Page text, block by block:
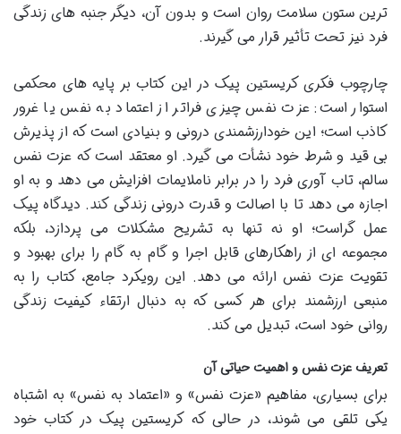
ترین ستون سلامت روان است و بدون آن، دیگر جنبه های زندگی
فرد نیز تحت تأثیر قرار می گیرند.
چارچوب فکری کریستین پیک در این کتاب بر پایه های محکمی
استوار است: عزت نفس چیزی فراتر از اعتماد به نفس یا غرور
کاذب است؛ این خودارزشمندی درونی و بنیادی است که از پذیرش
بی قید و شرط خود نشأت می گیرد. او معتقد است که عزت نفس
سالم، تاب آوری فرد را در برابر ناملایمات افزایش می دهد و به او
اجازه می دهد تا با اصالت و قدرت درونی زندگی کند. دیدگاه پیک
عمل گراست؛ او نه تنها به تشریح مشکلات می پردازد، بلکه
مجموعه ای از راهکارهای قابل اجرا و گام به گام را برای بهبود و
تقویت عزت نفس ارائه می دهد. این رویکرد جامع، کتاب را به
منبعی ارزشمند برای هر کسی که به دنبال ارتقاء کیفیت زندگی
روانی خود است، تبدیل می کند.
تعریف عزت نفس و اهمیت حیاتی آن
برای بسیاری، مفاهیم «عزت نفس» و «اعتماد به نفس» به اشتباه
یکی تلقی می شوند، در حالی که کریستین پیک در کتاب خود